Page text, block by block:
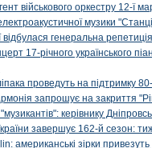
військового оркестру 12-ї
музики
відбулася генеральна
17-річного українського
проведуть на підтримку
запрошує на закриття
керівнику
завершує 162-й сезон:
американські зірки